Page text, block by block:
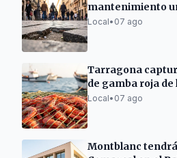
mantenimiento
millones
Local• 07 ago
Tarragona
de gamba roja de
Local• 07 ago
Montblanc